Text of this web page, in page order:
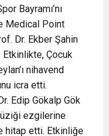
Bayramı’nı
Medical Point
Dr. Ekber Şahin
Etkinlikte, Çocuk
nihavend
icra etti.
Edip Gökalp Gök
ezgilerine
hitap etti. Etkinliğe